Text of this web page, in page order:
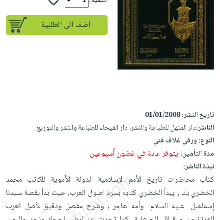
إختياراتنا
كتب
أكاديمية
صندوق
القراءة
iKitab
بلا
حدود
أسئلة
يتكرر
iKitab
على
Android
تحميل
iKitab
على
Apple
أسئلة
يتكرر
طرحها
تحميل
masmu3
masmu3
على
Apple
المواضيع
الأكثر
مبيعاً
إختياراتنا
وسائل
القراءة
جوائز
تعليمية
الصحة
والعناية
الشخصية
أجهزة
العناية
الشخصية
العناية
وتصفيف
الشعر
العناية
بالجسم
المطبخ
والسفرة
جديد
الكل
أواني
الطهي
أدوات
متجر
الهدايا
أقسام
أضف الى الطلبية
تاريخ النشر:01/01/2008
الناشر:دار المنهل للطباعة والنشر، دار الفيحاء للطباعة والنشر والتوزيع
النوع:ورقي غلاف فني
مدة التأمين:يتوفر عادة في غضون أسبوعين
نبذة الناشر:
كتاب محاضرات تاريخ الأمم الإسلامية الدولة الأموية للكاتب محمد
الخضري بك , يبدأ الخضري كتابه بسرد اصول العرب، حيث بدأ بقصة سيدنا
إسماعيل -عليه السلام- وأمه هاجر , وشرح مفصل ودقيق لأصل العرب